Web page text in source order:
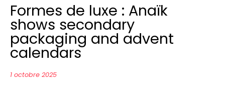
Formes de luxe : Anaïk
shows secondary
packaging and advent
calendars
1 octobre 2025